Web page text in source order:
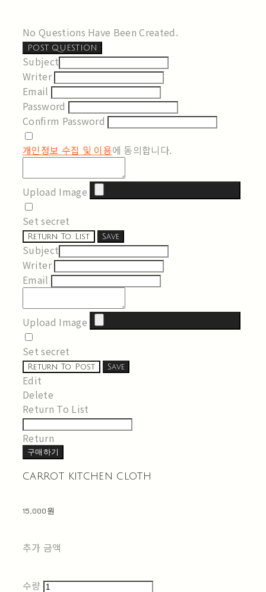
No Questions Have Been Created.
POST QUESTION
Subject
Writer
Email
Password
Confirm Password
개인정보 수집 및 이용에 동의합니다.
Upload Image
Set secret
Return To List Save
Subject
Writer
Email
Upload Image
Set secret
Return To Post Save
Edit
Delete
Return To List
Return
구매하기
carrot kitchen cloth
15,000원
추가 금액
수량